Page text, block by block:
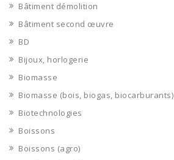
Bâtiment démolition
Bâtiment second œuvre
BD
Bijoux, horlogerie
Biomasse
Biomasse (bois, biogas, biocarburants)
Biotechnologies
Boissons
Boissons (agro)